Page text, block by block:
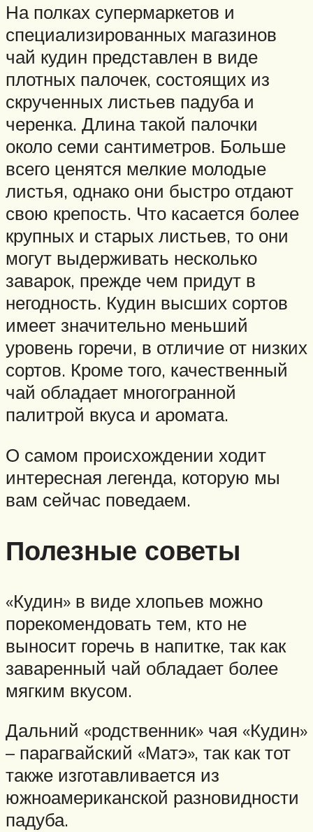
На полках супермаркетов и
специализированных магазинов
чай кудин представлен в виде
плотных палочек, состоящих из
скрученных листьев падуба и
черенка. Длина такой палочки
около семи сантиметров. Больше
всего ценятся мелкие молодые
листья, однако они быстро отдают
свою крепость. Что касается более
крупных и старых листьев, то они
могут выдерживать несколько
заварок, прежде чем придут в
негодность. Кудин высших сортов
имеет значительно меньший
уровень горечи, в отличие от низких
сортов. Кроме того, качественный
чай обладает многогранной
палитрой вкуса и аромата.
О самом происхождении ходит
интересная легенда, которую мы
вам сейчас поведаем.
Полезные советы
«Кудин» в виде хлопьев можно
порекомендовать тем, кто не
выносит горечь в напитке, так как
заваренный чай обладает более
мягким вкусом.
Дальний «родственник» чая «Кудин»
– парагвайский «Матэ», так как тот
также изготавливается из
южноамериканской разновидности
падуба.